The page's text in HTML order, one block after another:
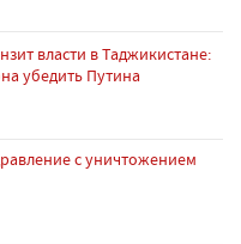
власти в Таджикистане:
убедить Путина
с уничтожением